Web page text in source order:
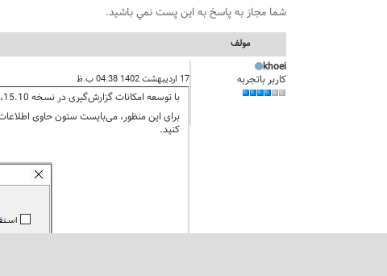
شما مجاز به پاسخ به اين پست نمي باشيد.
مولف
khoei
کاربر باتجربه
17 اردیبهشت 1402 04:38 ب.ظ
با توسعه امکانات گزارش‌گیری در نسخه 15.10، امکان درج شرح سطوح مختلف سرگروه منبع دیجیتال در گزارش‌ها میسر گردیده است.
برای این منظور، می‌بایست ستون حاوی
کنید.